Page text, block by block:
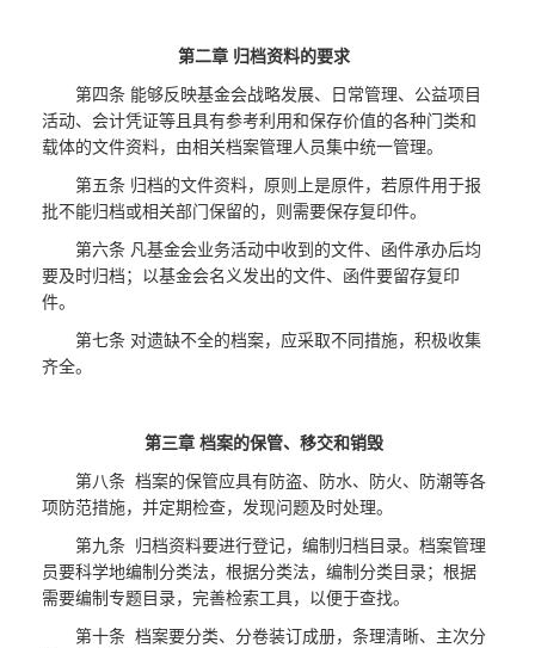
第二章 归档资料的要求
第四条 能够反映基金会战略发展、日常管理、公益项目
活动、会计凭证等且具有参考利用和保存价值的各种门类和
载体的文件资料，由相关档案管理人员集中统一管理。
第五条 归档的文件资料，原则上是原件，若原件用于报
批不能归档或相关部门保留的，则需要保存复印件。
第六条 凡基金会业务活动中收到的文件、函件承办后均
要及时归档；以基金会名义发出的文件、函件要留存复印
件。
第七条 对遗缺不全的档案，应采取不同措施，积极收集
齐全。
第三章 档案的保管、移交和销毁
第八条 档案的保管应具有防盗、防水、防火、防潮等各
项防范措施，并定期检查，发现问题及时处理。
第九条 归档资料要进行登记，编制归档目录。档案管理
员要科学地编制分类法，根据分类法，编制分类目录；根据
需要编制专题目录，完善检索工具，以便于查找。
第十条 档案要分类、分卷装订成册，条理清晰、主次分